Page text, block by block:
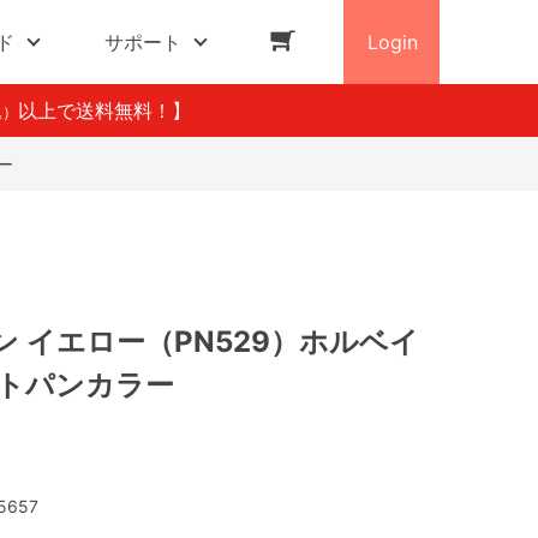
サポート Login
以上で送料無料！】
イエロー（PN529）ホルベイ
パンカラー